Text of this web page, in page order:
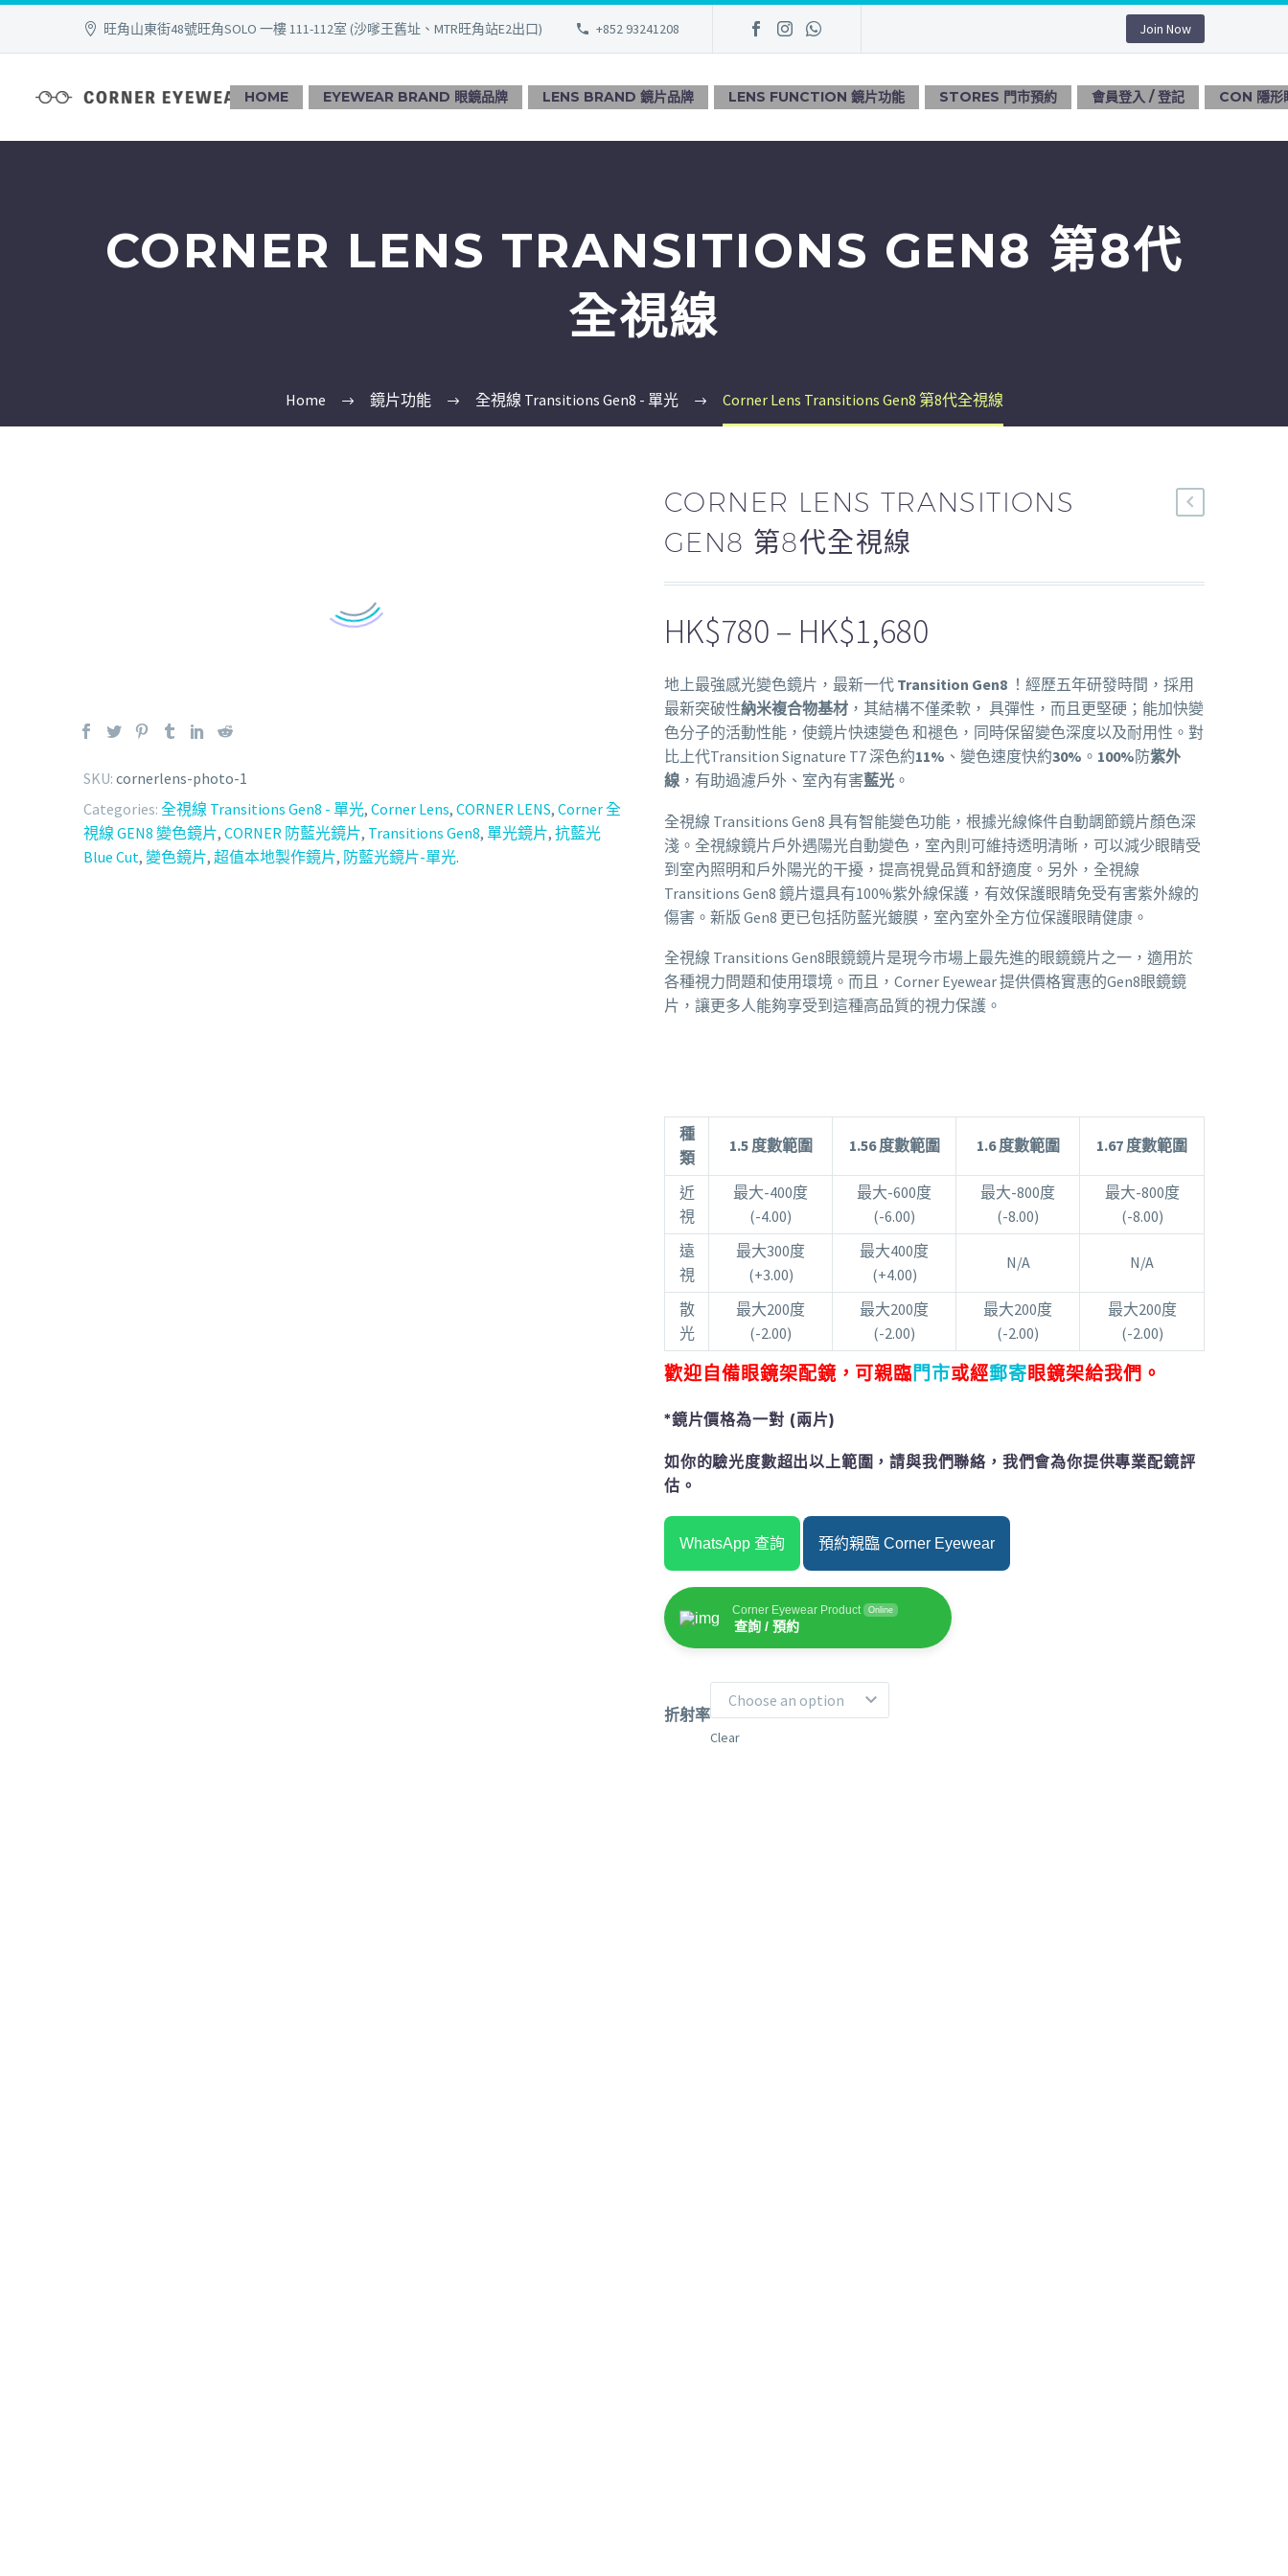
旺角山東街48號旺角SOLO 一樓 111-112室 (沙嗲王舊址、MTR旺角站E2出口) +852 93241208 Join Now
HOME EYEWEAR BRAND 眼鏡品牌 LENS BRAND 鏡片品牌 LENS FUNCTION 鏡片功能 STORES 門市預約 會員登入 / 登記 CON 隱形
CORNER LENS TRANSITIONS GEN8 第8代
全視線
Home 鏡片功能 全視線 Transitions Gen8 - 單光 Corner Lens Transitions Gen8 第8代全視線
SKU: cornerlens-photo-1
Categories: 全視線 Transitions Gen8 - 單光, Corner Lens, CORNER LENS, Corner 全
視線 GEN8 變色鏡片, CORNER 防藍光鏡片, Transitions Gen8, 單光鏡片, 抗藍光
Blue Cut, 變色鏡片, 超值本地製作鏡片, 防藍光鏡片-單光.
CORNER LENS TRANSITIONS
GEN8 第8代全視線
HK$780 – HK$1,680
地上最強感光變色鏡片，最新一代 Transition Gen8 ！經歷五年研發時間，採用
最新突破性納米複合物基材 ，其結構不僅柔軟， 具彈性，而且更堅硬；能加快變
色分子的活動性能，使鏡片快速變色 和褪色，同時保留變色深度以及耐用性。對
比上代Transition Signature T7 深色約11% 、變色速度快約30% 。 100%防紫外
線 ，有助過濾戶外、室內有害藍光 。
全視線 Transitions Gen8 具有智能變色功能，根據光線條件自動調節鏡片顏色深
淺。全視線鏡片戶外遇陽光自動變色，室內則可維持透明清晰，可以減少眼睛受
到室內照明和戶外陽光的干擾，提高視覺品質和舒適度。另外，全視線
Transitions Gen8 鏡片還具有100%紫外線保護，有效保護眼睛免受有害紫外線的
傷害。新版 Gen8 更已包括防藍光鍍膜，室內室外全方位保護眼睛健康。
全視線 Transitions Gen8眼鏡鏡片是現今市場上最先進的眼鏡鏡片之一，適用於
各種視力問題和使用環境。而且，Corner Eyewear 提供價格實惠的Gen8眼鏡鏡
片，讓更多人能夠享受到這種高品質的視力保護。
種
類
1.5 度數範圍 1.56 度數範圍 1.6 度數範圍 1.67 度數範圍
近
視
最大-400度
(-4.00)
最大-600度
(-6.00)
最大-800度
(-8.00)
最大-800度
(-8.00)
遠
視
最大300度
(+3.00)
最大400度
(+4.00)
N/A N/A
散
光
最大200度
(-2.00)
最大200度
(-2.00)
最大200度
(-2.00)
最大200度
(-2.00)
歡迎自備眼鏡架配鏡，可親臨 門市或經郵寄眼鏡架給我們。
*鏡片價格為一對 (兩片)
如你的驗光度數超出以上範圍，請與我們聯絡，我們會為你提供專業配鏡評
估。
WhatsApp 查詢 預約親臨 Corner Eyewear
Corner Eyewear Product Online
查詢 / 預約
折射率
Choose an option
Clear